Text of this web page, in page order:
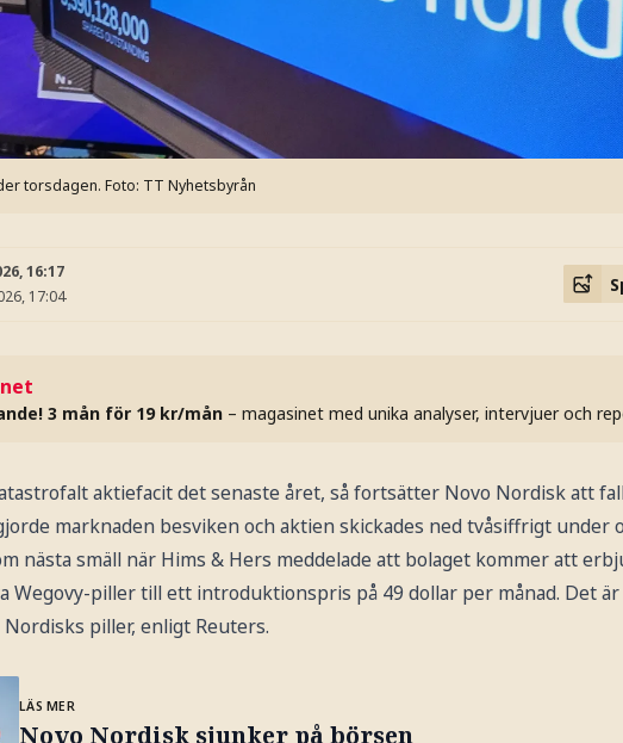
torsdagen. Foto: TT Nyhetsbyrån
16:17
17:04
3 mån för 19 kr/mån – magasinet med unika analyser, intervjuer och
aktiefacit det senaste året, så fortsätter Novo Nordisk att
marknaden besviken och aktien skickades ned tvåsiffrigt under
nästa smäll när Hims & Hers meddelade att bolaget kommer att
Wegovy-piller till ett introduktionspris på 49 dollar per månad. Det
piller, enligt Reuters.
LÄS MER
Novo Nordisk sjunker på börsen